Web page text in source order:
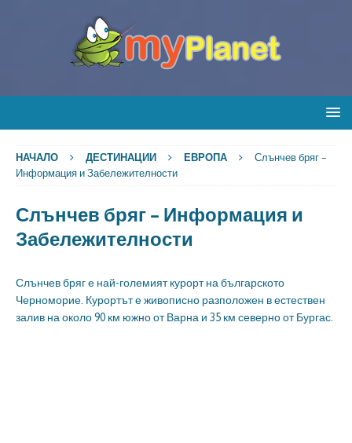
НАЧАЛО ДЕСТИНАЦИИ ЕВРОПА
Слънчев бряг –
Информация и Забележителности
Слънчев бряг – Информация и
Забележителности
Слънчев бряг е най-големият курорт на българското
Черноморие. Курортът е живописно разположен в естествен
залив на около 90 км южно от Варна и 35 км северно от Бургас.